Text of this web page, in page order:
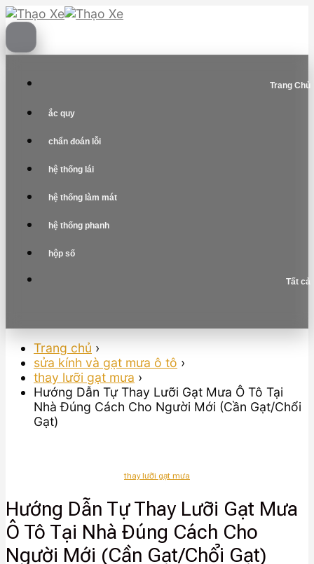
Skip
to
content
Trang Chủ
ắc quy
chẩn đoán lỗi
hệ thống lái
hệ thống làm mát
hệ thống phanh
hộp số
Tất cả
Trang chủ ›
sửa kính và gạt mưa ô tô ›
thay lưỡi gạt mưa ›
Hướng Dẫn Tự Thay Lưỡi Gạt Mưa Ô Tô Tại
Nhà Đúng Cách Cho Người Mới (Cần Gạt/Chổi
Gạt)
thay lưỡi gạt mưa
Hướng Dẫn Tự Thay Lưỡi Gạt Mưa
Ô Tô Tại Nhà Đúng Cách Cho
Người Mới (Cần Gạt/Chổi Gạt)